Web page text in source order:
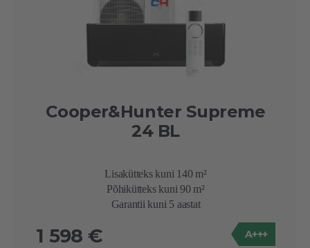
Cooper&Hunter Supreme
24 BL
Lisakütteks kuni 140 m²
Põhikütteks kuni 90 m²
Garantii kuni 5 aastat
1 598 € A+++